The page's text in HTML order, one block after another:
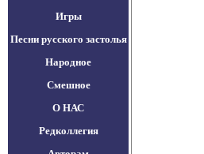
Игры
Песни русского застолья
Народное
Смешное
О НАС
Редколлегия